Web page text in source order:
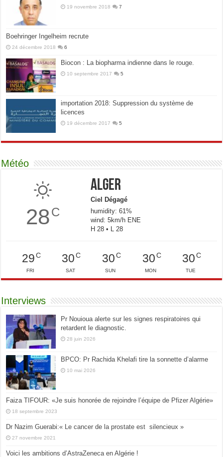
19 novembre 2018 7
Boehringer Ingelheim recrute
24 décembre 2018 6
Biocon : La biopharma indienne dans le rouge.
10 septembre 2017 5
importation 2018: Suppression du système de
licences
19 décembre 2017 5
Météo
28C
Alger
Ciel Dégagé
humidity: 61%
wind: 5km/h ENE
H 28 • L 28
29C
FRI
30 C
SAT
30C
SUN
30C
MON
30 C
TUE
Interviews
Pr Nouioua alerte sur les signes respiratoires qui
retardent le diagnostic.
28 juin 2026
BPCO: Pr Rachida Khelafi tire la sonnette d’alarme
10 mai 2026
Faiza TIFOUR: «Je suis honorée de rejoindre l’équipe de Pfizer Algérie»
18 septembre 2023
Dr Nazim Guerabi:« Le cancer de la prostate est silencieux »
27 novembre 2021
Voici les ambitions d’AstraZeneca en Algérie !